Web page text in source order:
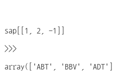
sap[ [1, 2, -1]]
>>>
array(['ABT', 'BBV', 'ADT'],